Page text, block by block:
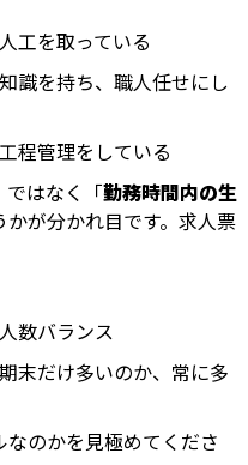
工を取っている
識を持ち、職人任せにし
程管理をしている
はなく「勤務時間内の生
かが分かれ目です。求人票
数バランス
末だけ多いのか、常に多
のかを見極めてくださ